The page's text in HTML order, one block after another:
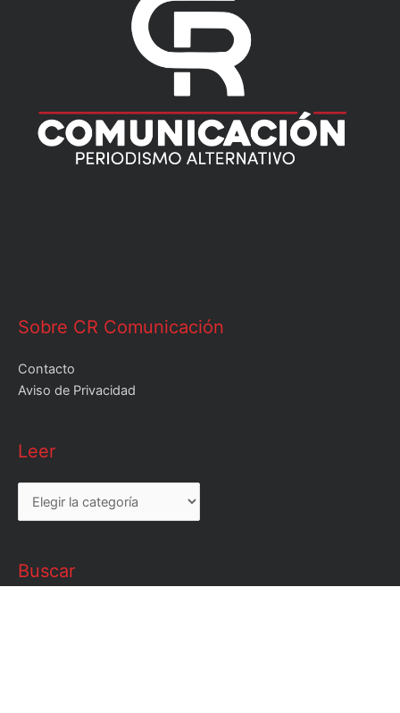
Sobre CR Comunicación
Contacto
Aviso de Privacidad
Leer
Leer
Buscar